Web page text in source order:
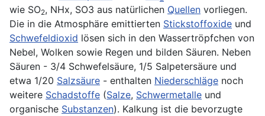
wie SO2, NHx, SO3 aus natürlichen Quellen vorliegen.
Die in die Atmosphäre emittierten Stickstoffoxide und
Schwefeldioxid lösen sich in den Wassertröpfchen von
Nebel, Wolken sowie Regen und bilden Säuren. Neben
Säuren - 3/4 Schwefelsäure, 1/5 Salpetersäure und
etwa 1/20 Salzsäure - enthalten Niederschläge noch
weitere Schadstoffe (Salze, Schwermetalle und
organische Substanzen). Kalkung ist die bevorzugte